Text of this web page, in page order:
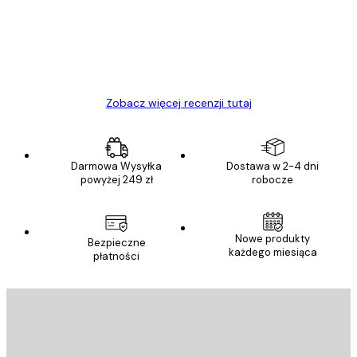
Zobacz więcej recenzji tutaj
Darmowa Wysyłka
powyżej 249 zł
Dostawa w 2-4 dni
robocze
Bezpieczne
płatności
Nowe produkty
każdego miesiąca